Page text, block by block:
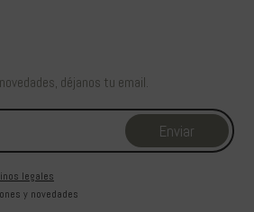
déjanos tu email.
legales
y novedades